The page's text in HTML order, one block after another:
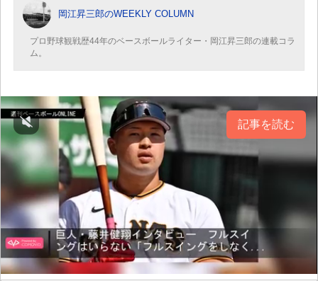
岡江昇三郎のWEEKLY COLUMN
プロ野球観戦歴44年のベースボールライター・岡江昇三郎の連載コラ
ム。
記事を読む